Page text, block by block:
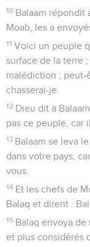
10 Balaam répondit
Moab, les a
11 Voici un peuple
surface de la terre
malédiction ; peut-
chasserai-je.
12 Dieu dit à
pas ce peuple, car
13 Balaam se leva
dans votre pays,
vous.
14 Et les chefs de
Balaq et dirent :
15 Balaq envoya
et plus considérés